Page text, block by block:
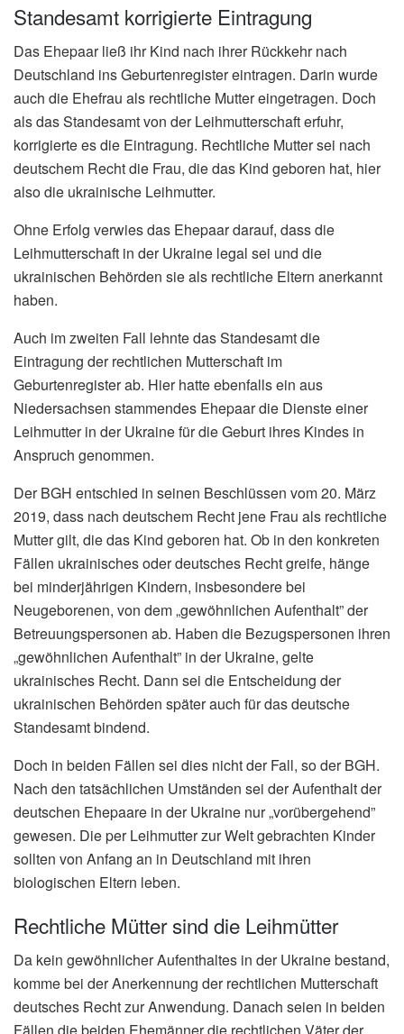
Standesamt korrigierte Eintragung
Das Ehepaar ließ ihr Kind nach ihrer Rückkehr nach
Deutschland ins Geburtenregister eintragen. Darin wurde
auch die Ehefrau als rechtliche Mutter eingetragen. Doch
als das Standesamt von der Leihmutterschaft erfuhr,
korrigierte es die Eintragung. Rechtliche Mutter sei nach
deutschem Recht die Frau, die das Kind geboren hat, hier
also die ukrainische Leihmutter.
Ohne Erfolg verwies das Ehepaar darauf, dass die
Leihmutterschaft in der Ukraine legal sei und die
ukrainischen Behörden sie als rechtliche Eltern anerkannt
haben.
Auch im zweiten Fall lehnte das Standesamt die
Eintragung der rechtlichen Mutterschaft im
Geburtenregister ab. Hier hatte ebenfalls ein aus
Niedersachsen stammendes Ehepaar die Dienste einer
Leihmutter in der Ukraine für die Geburt ihres Kindes in
Anspruch genommen.
Der BGH entschied in seinen Beschlüssen vom 20. März
2019, dass nach deutschem Recht jene Frau als rechtliche
Mutter gilt, die das Kind geboren hat. Ob in den konkreten
Fällen ukrainisches oder deutsches Recht greife, hänge
bei minderjährigen Kindern, insbesondere bei
Neugeborenen, von dem „gewöhnlichen Aufenthalt” der
Betreuungspersonen ab. Haben die Bezugspersonen ihren
„gewöhnlichen Aufenthalt” in der Ukraine, gelte
ukrainisches Recht. Dann sei die Entscheidung der
ukrainischen Behörden später auch für das deutsche
Standesamt bindend.
Doch in beiden Fällen sei dies nicht der Fall, so der BGH.
Nach den tatsächlichen Umständen sei der Aufenthalt der
deutschen Ehepaare in der Ukraine nur „vorübergehend”
gewesen. Die per Leihmutter zur Welt gebrachten Kinder
sollten von Anfang an in Deutschland mit ihren
biologischen Eltern leben.
Rechtliche Mütter sind die Leihmütter
Da kein gewöhnlicher Aufenthaltes in der Ukraine bestand,
komme bei der Anerkennung der rechtlichen Mutterschaft
deutsches Recht zur Anwendung. Danach seien in beiden